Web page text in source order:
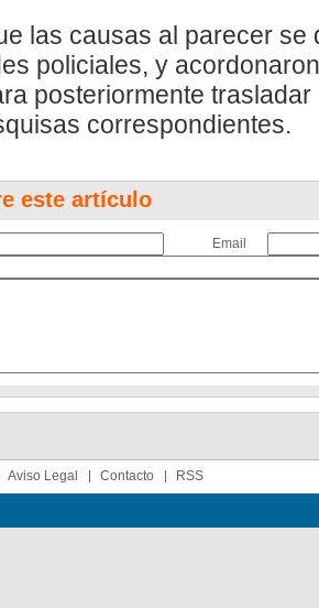
las causas al parecer se
policiales, y
posteriormente
correspondientes.
este artículo
Email
Aviso Legal Contacto RSS